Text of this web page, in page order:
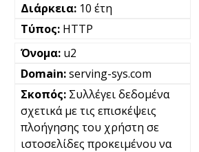
10 έτη
HTTP
u2
serving-sys.com
Συλλέγει δεδομένα
σχετικά με τις επισκέψεις
πλοήγησης του χρήστη σε
ιστοσελίδες προκειμένου να